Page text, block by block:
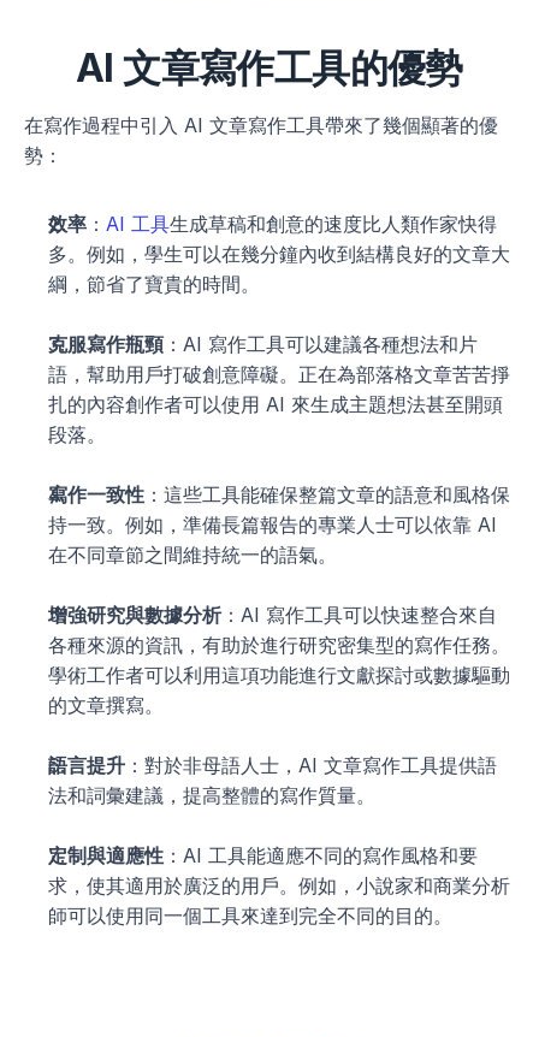
AI 文章寫作工具的優勢
在寫作過程中引入 AI 文章寫作工具帶來了幾個顯著的優
勢：
效率 ： AI 工具生成草稿和創意的速度比人類作家快得
多。例如，學生可以在幾分鐘內收到結構良好的文章大
綱，節省了寶貴的時間。
克服寫作瓶頸：AI 寫作工具可以建議各種想法和片
語，幫助用戶打破創意障礙。正在為部落格文章苦苦掙
扎的內容創作者可以使用 AI 來生成主題想法甚至開頭
段落。
寫作一致性 ：這些工具能確保整篇文章的語意和風格保
持一致。例如，準備長篇報告的專業人士可以依靠 AI
在不同章節之間維持統一的語氣。
增強研究與數據分析：AI 寫作工具可以快速整合來自
各種來源的資訊，有助於進行研究密集型的寫作任務。
學術工作者可以利用這項功能進行文獻探討或數據驅動
的文章撰寫。
語言提升 ：對於非母語人士，AI 文章寫作工具提供語
法和詞彙建議，提高整體的寫作質量。
定制與適應性 ：AI 工具能適應不同的寫作風格和要
求，使其適用於廣泛的用戶。例如，小說家和商業分析
師可以使用同一個工具來達到完全不同的目的。